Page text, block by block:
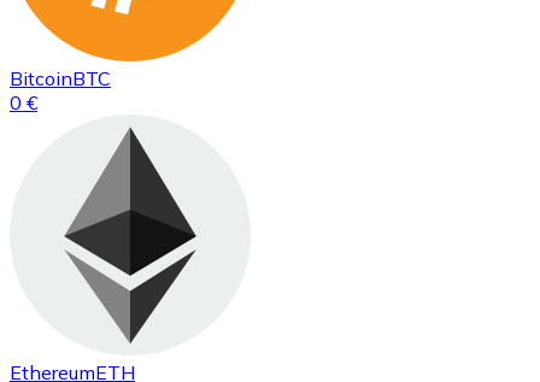
BitcoinBTC
0 €
EthereumETH